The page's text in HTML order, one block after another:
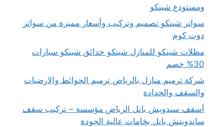
ومستودع شينكو
سواتر شينكو تصميم وتركيب وأسعار مميزة من سواتر
دوت كوم
مظلات شينكو للمنازل شينكو حدائق شينكو سيارات
30% خصم
شركة ترميم منازل بالرياض ترميم الحوائط والارضيات
والسقف والحدادة
أسقف سندويش بانل الرياض مؤسسة – تركيب سقف
ساندويتش بانل بخامات عالية الجودة